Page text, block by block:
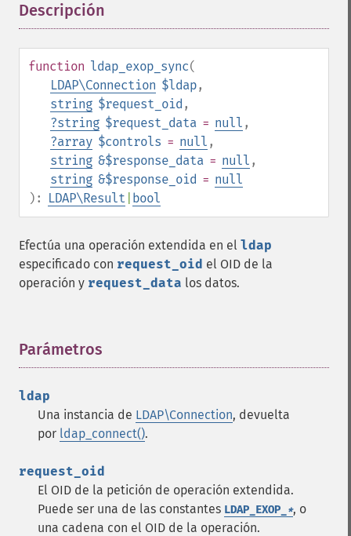
Descripción
function ldap_exop_sync(
LDAP\Connection $ldap,
string $request_oid ,
?string $request_data = null ,
?array $controls = null ,
string &$response_data = null ,
string &$response_oid = null
):
LDAP\Result bool
Efectúa una operación extendida en el ldap
especificado con request_oid el OID de la
operación y request_data los datos.
Parámetros
ldap
Una instancia de LDAP\Connection, devuelta
por ldap_connect().
request_oid
El OID de la petición de operación extendida.
Puede ser una de las constantes LDAP_EXOP_ *, o
una cadena con el OID de la operación.